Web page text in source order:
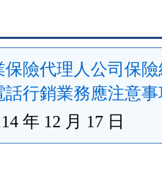
保險代理人公司保
話行銷業務應注意事
年 12 月 17 日